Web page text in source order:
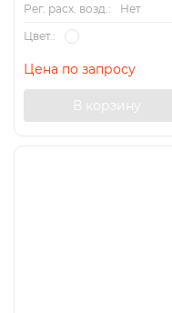
Рег. расх. возд.:
Нет
Цвет.:
Цена по запросу
В корзину